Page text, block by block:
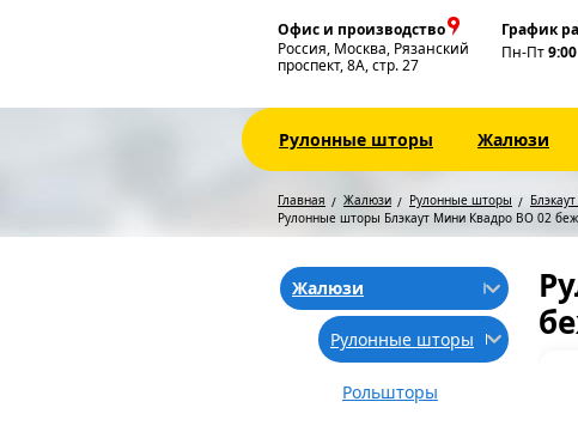
Офис и производство
Россия, Москва, Рязанский
проспект, 8А, стр. 27
График
Пн-Пт
Рулонные шторы Жалюзи
Главная Жалюзи Рулонные шторы
Рулонные шторы Блэкаут Мини Квадро BO 02
Жалюзи
Рулонные шторы
Рольшторы